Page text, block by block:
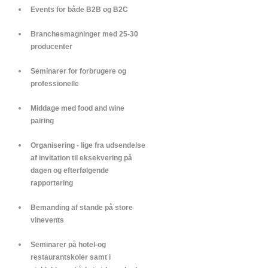
Events for både B2B og B2C
Branchesmagninger med 25-30
producenter
Seminarer for forbrugere og
professionelle
Middage med food and wine
pairing
Organisering - lige fra udsendelse
af invitation til eksekvering på
dagen og efterfølgende
rapportering
Bemanding af stande på store
vinevents
Seminarer på hotel-og
restaurantskoler samt i